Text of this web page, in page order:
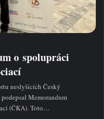
o spolupráci
neslyšících Český
Memorandum
(ČKA). Toto…